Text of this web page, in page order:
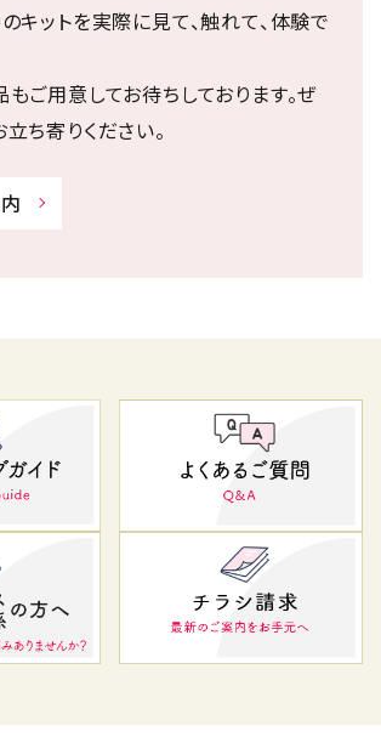
キットを実際に見て、触れて、体験で
もご用意してお待ちしております。ぜ
ち寄りください。